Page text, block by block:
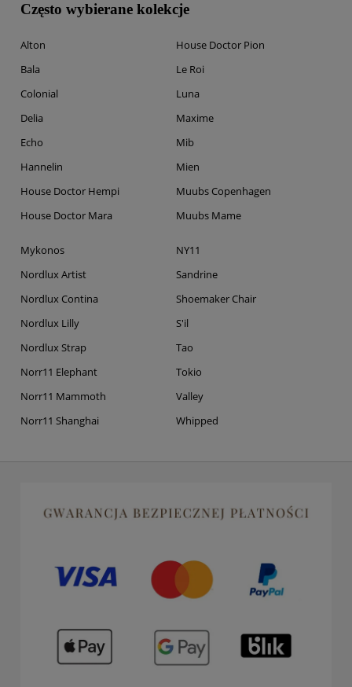
Często wybierane kolekcje
Alton
Bala
Colonial
Delia
Echo
Hannelin
House Doctor Hempi
House Doctor Mara
House Doctor Pion
Le Roi
Luna
Maxime
Mib
Mien
Muubs Copenhagen
Muubs Mame
Mykonos
Nordlux Artist
Nordlux Contina
Nordlux Lilly
Nordlux Strap
Norr11 Elephant
Norr11 Mammoth
Norr11 Shanghai
NY11
Sandrine
Shoemaker Chair
S'il
Tao
Tokio
Valley
Whipped